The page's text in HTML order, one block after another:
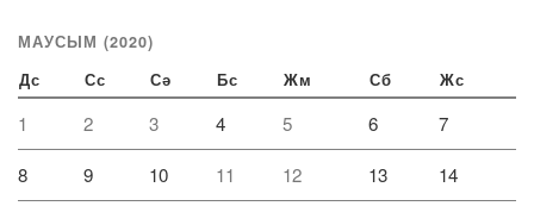
МАУСЫМ (2020)
Дс Сс Сә Бс Жм Сб Жс
1 2 3 4 5 6 7
8 9 10 11 12 13 14